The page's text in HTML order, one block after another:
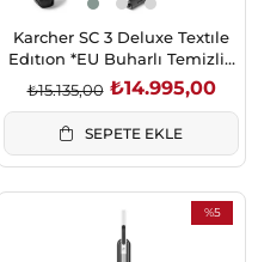
Karcher SC 3 Deluxe Textıle
Edıtıon *EU Buharlı Temizlik
Makinesi (1.513-435.0)
₺14.995,00
₺15.135,00
SEPETE EKLE
%5